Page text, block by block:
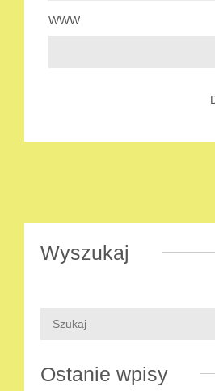
WWW
Wyszukaj
Ostanie wpisy